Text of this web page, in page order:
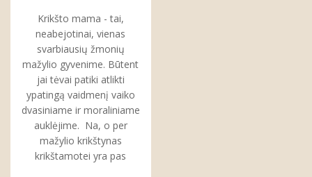
Krikšto mama - tai,
neabejotinai, vienas
svarbiausių žmonių
mažylio gyvenime. Būtent
jai tėvai patiki atlikti
ypatingą vaidmenį vaiko
dvasiniame ir moraliniame
auklėjime. Na, o per
mažylio krikštynas
krikštamotei yra pas